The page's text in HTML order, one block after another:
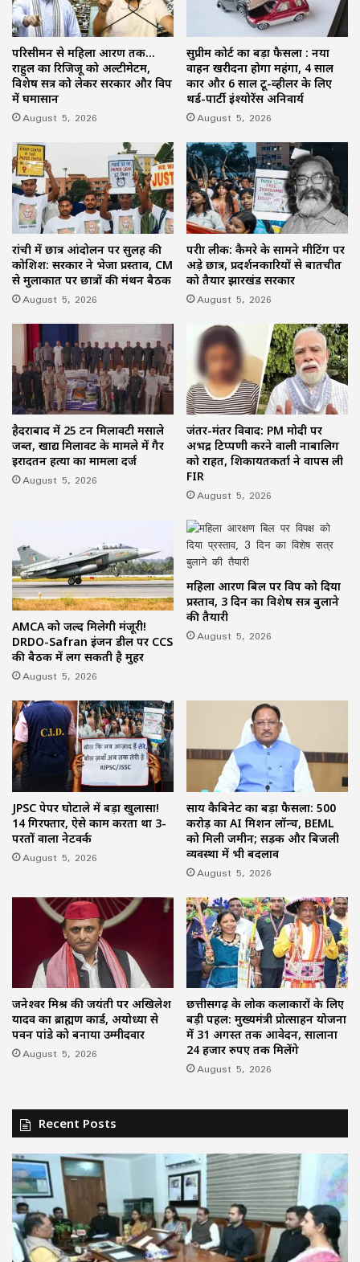
परिसीमन से महिला आरक्षण तक…
राहुल का रिजिजू को अल्टीमेटम,
विशेष सत्र को लेकर सरकार और विपक्ष
में घमासान
August 5, 2026
सुप्रीम कोर्ट का बड़ा फैसला : नया
वाहन खरीदना होगा महंगा, 4 साल
कार और 6 साल टू-व्हीलर के लिए
थर्ड-पार्टी इंश्योरेंस अनिवार्य
August 5, 2026
रांची में छात्र आंदोलन पर सुलह की
कोशिश: सरकार ने भेजा प्रस्ताव, CM
से मुलाकात पर छात्रों की मंथन बैठक
August 5, 2026
परीक्षा लीक: कैमरे के सामने मीटिंग पर
अड़े छात्र, प्रदर्शनकारियों से बातचीत
को तैयार झारखंड सरकार
August 5, 2026
हैदराबाद में 25 टन मिलावटी मसाले
जब्त, खाद्य मिलावट के मामले में गैर
इरादतन हत्या का मामला दर्ज
August 5, 2026
जंतर-मंतर विवाद: PM मोदी पर
अभद्र टिप्पणी करने वाली नाबालिग
को राहत, शिकायतकर्ता ने वापस ली
FIR
August 5, 2026
AMCA को जल्द मिलेगी मंजूरी!
DRDO-Safran इंजन डील पर CCS
की बैठक में लग सकती है मुहर
August 5, 2026
महिला आरक्षण बिल पर विपक्ष को दिया
प्रस्ताव, 3 दिन का विशेष सत्र बुलाने
की तैयारी
August 5, 2026
JPSC पेपर घोटाले में बड़ा खुलासा!
14 गिरफ्तार, ऐसे काम करता था 3-
परतों वाला नेटवर्क
August 5, 2026
साय कैबिनेट का बड़ा फैसला: 500
करोड़ का AI मिशन लॉन्च, BEML
को मिली जमीन; सड़क और बिजली
व्यवस्था में भी बदलाव
August 5, 2026
जनेश्वर मिश्र की जयंती पर अखिलेश
यादव का ब्राह्मण कार्ड, अयोध्या से
पवन पांडे को बनाया उम्मीदवार
August 5, 2026
छत्तीसगढ़ के लोक कलाकारों के लिए
बड़ी पहल: मुख्यमंत्री प्रोत्साहन योजना
में 31 अगस्त तक आवेदन, सालाना
24 हजार रुपए तक मिलेंगे
August 5, 2026
Recent Posts